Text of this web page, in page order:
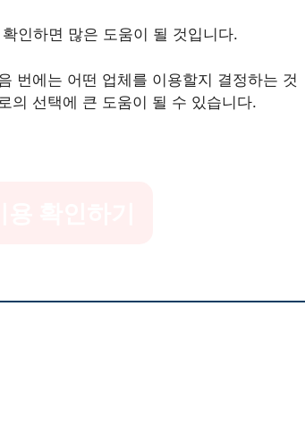
인하면 많은 도움이 될 것입니다.
번에는 어떤 업체를 이용할지 결정하는 것
의 선택에 큰 도움이 될 수 있습니다.